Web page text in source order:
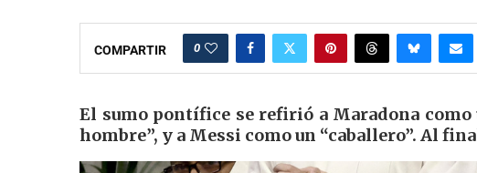
COMPARTIR 0
El sumo pontífice se refirió a Maradona como
hombre”, y a Messi como un “caballero”. Al